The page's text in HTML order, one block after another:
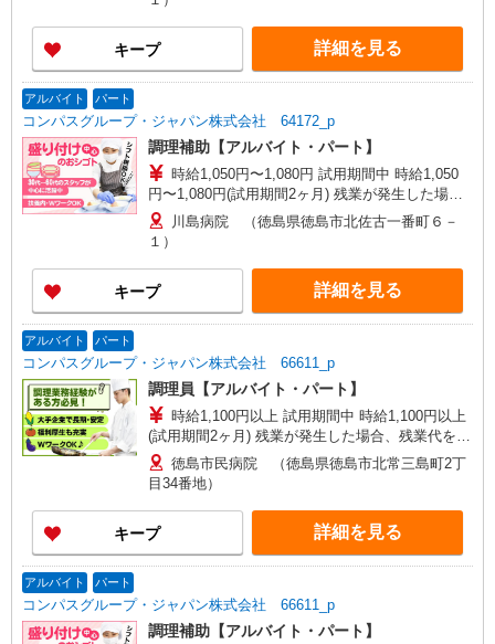
キープ 詳細を見る
アルバイト パート
コンパスグループ・ジャパン株式会社 64172_p
調理補助【アルバイト・パート】
時給1,050円〜1,080円 試用期間中 時給1,050
円〜1,080円(試用期間2ヶ月) 残業が発生した場
合、残業代を1分単位で別途支給します。
川島病院 （徳島県徳島市北佐古一番町６－
１）
キープ 詳細を見る
アルバイト パート
コンパスグループ・ジャパン株式会社 66611_p
調理員【アルバイト・パート】
時給1,100円以上 試用期間中 時給1,100円以上
(試用期間2ヶ月) 残業が発生した場合、残業代を1
分単位で別途支給します。
徳島市民病院 （徳島県徳島市北常三島町2丁
目34番地）
キープ 詳細を見る
アルバイト パート
コンパスグループ・ジャパン株式会社 66611_p
調理補助【アルバイト・パート】